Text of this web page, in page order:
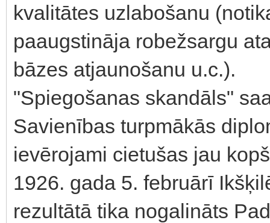
kvalitātes uzlabošanu
paaugstināja robežsargu
bāzes atjaunošanu u.c.).
"Spiegošanas skandāls"
Savienības turpmākās
ievērojami cietušas jau
1926. gada 5. februārī
rezultātā tika nogalināts